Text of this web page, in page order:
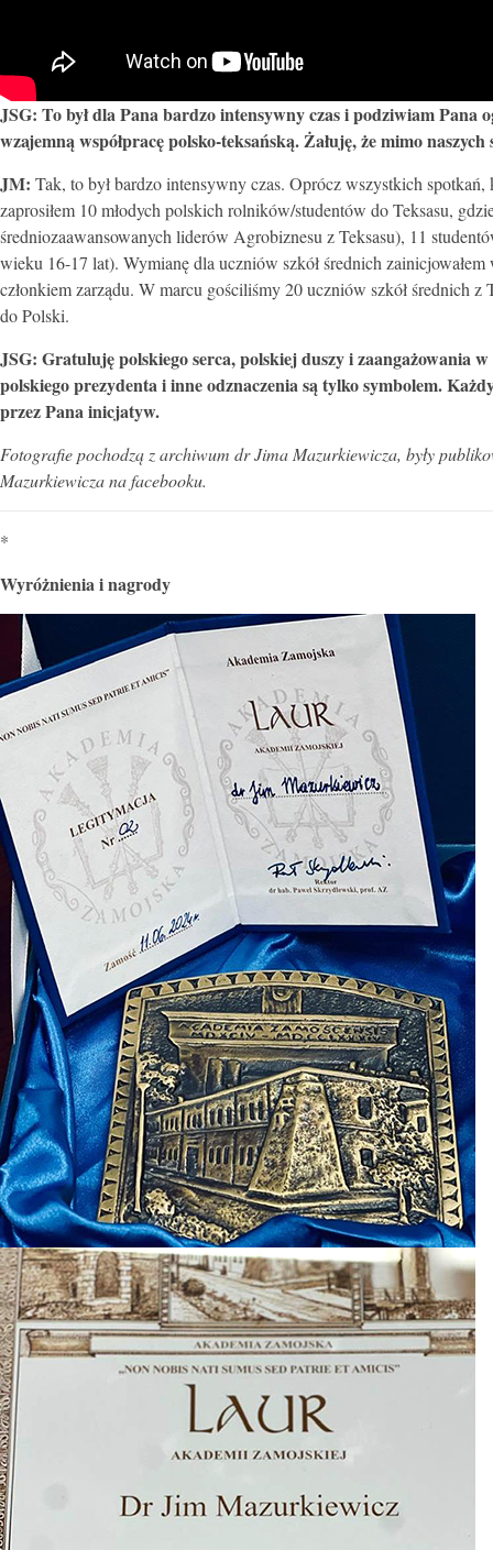
JSG: To był dla Pana bardzo intensywny czas i podziwiam
wzajemną współpracę polsko-teksańską. Żałuję, że mimo
JM: Tak, to był bardzo intensywny czas. Oprócz wszystkich spotkań,
zaprosiłem 10 młodych polskich rolników/studentów do Teksasu,
średniozaawansowanych liderów Agrobiznesu z Teksasu), 11
wieku 16-17 lat). Wymianę dla uczniów szkół średnich
członkiem zarządu. W marcu gościliśmy 20 uczniów szkół średnich
do Polski.
JSG: Gratuluję polskiego serca, polskiej duszy i zaangażowania
polskiego prezydenta i inne odznaczenia są tylko symbolem.
przez Pana inicjatyw.
Fotografie pochodzą z archiwum dr Jima Mazurkiewicza, były
Mazurkiewicza na facebooku.
*
Wyróżnienia i nagrody